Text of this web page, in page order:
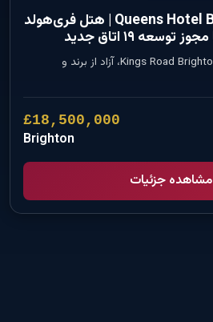
فرصت خرید Queens Hotel Brighton | هتل فری‌هولد
هتل فری‌هولد ۹۴ اتاقه در Kings Road Brighton، آزاد از برند و
£18,500,000
Brighton
مشاهده جزئیات